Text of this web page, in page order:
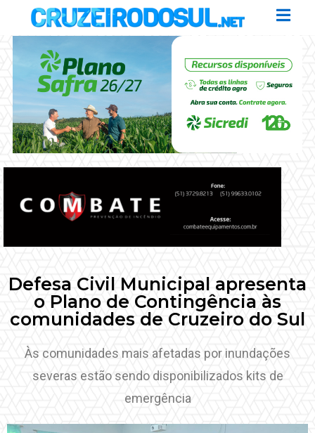
Defesa Civil Municipal apresenta
o Plano de Contingência às
comunidades de Cruzeiro do Sul
Às comunidades mais afetadas por inundações
severas estão sendo disponibilizados kits de
emergência